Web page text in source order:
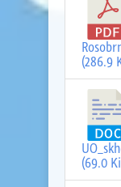
(286.9
(69.0